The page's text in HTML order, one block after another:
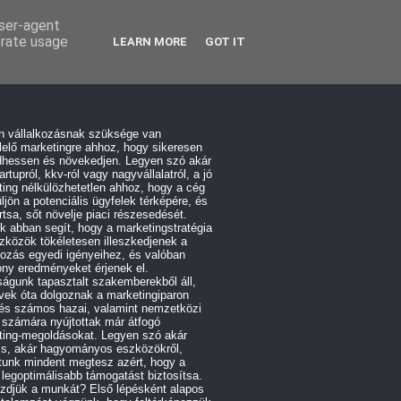
vállalkozásnak szüksége van
marketingre ahhoz, hogy sikeresen
és növekedjen. Legyen szó akár
kkv-ról vagy nagyvállalatról, a jó
nélkülözhetetlen ahhoz, hogy a cég
a potenciális ügyfelek térképére, és
sőt növelje piaci részesedését.
abban segít, hogy a marketingstratégia
tökéletesen illeszkedjenek a
egyedi igényeihez, és valóban
eredményeket érjenek el.
tapasztalt szakemberekből áll,
óta dolgoznak a marketingiparon
számos hazai, valamint nemzetközi
nyújtottak már átfogó
megoldásokat. Legyen szó akár
akár hagyományos eszközökről,
mindent megtesz azért, hogy a
legoptimálisabb támogatást biztosítsa.
a munkát? Első lépésként alapos
agent
usage
LEARN MORE GOT IT